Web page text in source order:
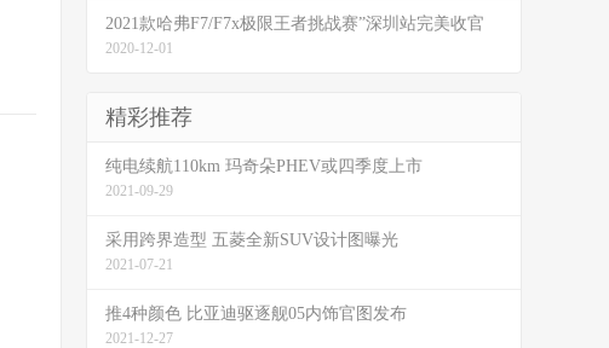
2021款哈弗F7/F7x极限王者挑战赛”深圳站完美收官
2020-12-01
精彩推荐
纯电续航110km 玛奇朵PHEV或四季度上市
2021-09-29
采用跨界造型 五菱全新SUV设计图曝光
2021-07-21
推4种颜色 比亚迪驱逐舰05内饰官图发布
2021-12-27